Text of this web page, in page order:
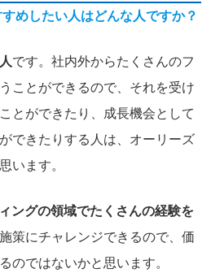
めしたい人はどんな人ですか？
です。社内外からたくさんのフ
ことができるので、それを受け
とができたり、成長機会として
できたりする人は、オーリーズ
います。
ングの領域でたくさんの経験を
策にチャレンジできるので、価
のではないかと思います。